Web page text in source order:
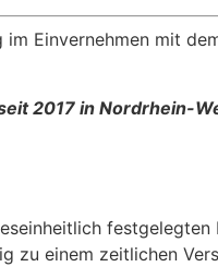
Einvernehmen mit
2017 in Nordrhein-
festgelegten
zu einem zeitlichen